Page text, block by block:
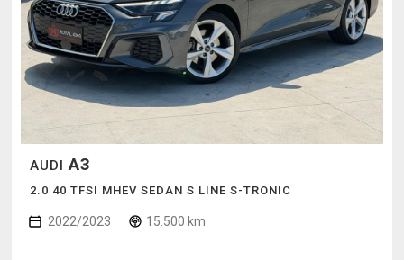
AUDIA3
2.0 40 TFSI MHEV SEDAN S LINE S-TRONIC
2022/2023 15.500 km